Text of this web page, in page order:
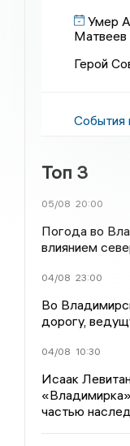
Умер
Матвеев
Герой
События
Топ 3
05/08 20:00
Погода во
влиянием
04/08 23:00
Во
дорогу,
04/08 10:30
Исаак
частью